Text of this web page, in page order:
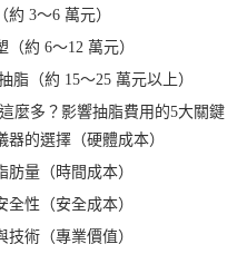
3～6 萬元）
約 6～12 萬元）
脂（約 15～25 萬元以上）
麼多？影響抽脂費用的5大關鍵
器的選擇（硬體成本）
肪量（時間成本）
全性（安全成本）
技術（專業價值）